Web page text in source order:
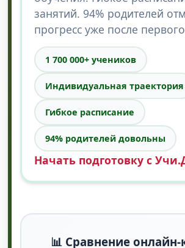
занятий. 94% родителей
прогресс уже после
1 700 000+ учеников
Индивидуальная траектория
Гибкое расписание
94% родителей довольны
Начать подготовку с
📊 Сравнение онлайн-